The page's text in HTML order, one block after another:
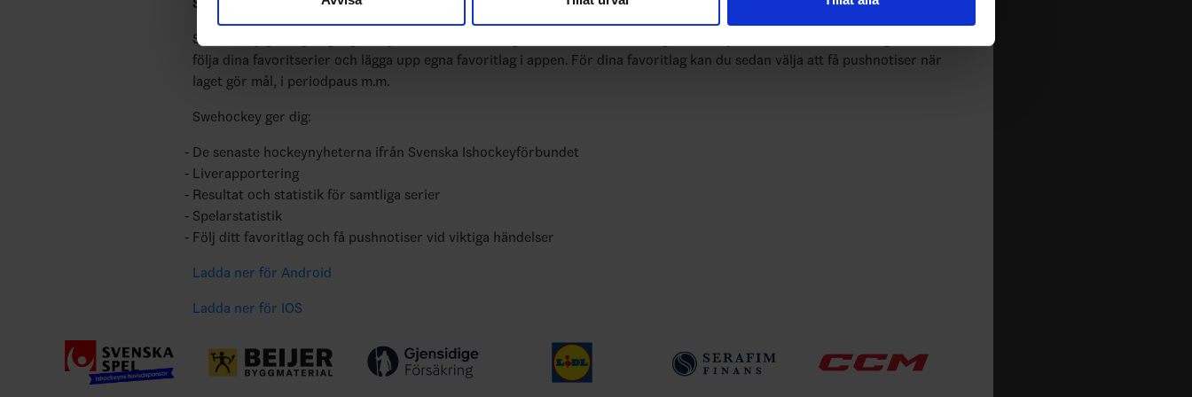
med annan information som du har tillhandahållit eller som de har samlat in när du har använt deras tjänster.
Swehockey ger dig tillgång till nyheter, livebevakning och statistik för samtliga ishockeyserier som spelas i Sverige. Du kan
följa dina favoritserier och lägga upp egna favoritlag i appen. För dina favoritlag kan du sedan välja att få pushnotiser när
laget gör mål, i periodpaus m.m.
Swehockey ger dig:
De senaste hockeynyheterna ifrån Svenska Ishockeyförbundet
Liverapportering
Resultat och statistik för samtliga serier
Spelarstatistik
Följ ditt favoritlag och få pushnotiser vid viktiga händelser
Ladda ner för Android
Ladda ner för IOS